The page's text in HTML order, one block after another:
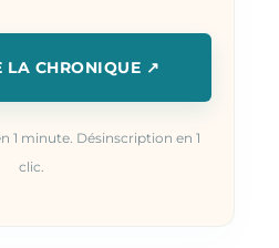
LA CHRONIQUE ↗
1 minute. Désinscription en 1
clic.